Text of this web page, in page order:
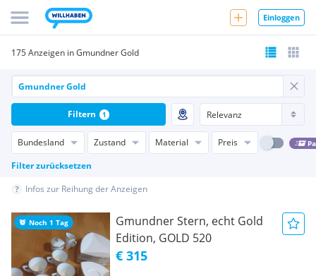
Einloggen
175 Anzeigen in Gmundner Gold
Bundesland Zustand Material Preis
Filter zurücksetzen
Filtern 1
Infos zur Reihung der Anzeigen
Noch 1 Tag
Gmundner Stern, echt Gold
Edition, GOLD 520
€ 315